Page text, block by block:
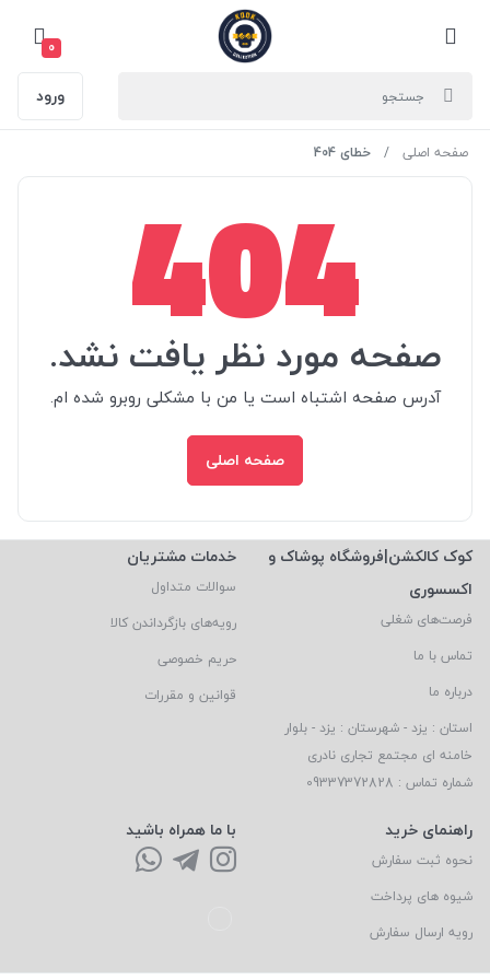
0
ورود
صفحه اصلی خطای 404
404
صفحه مورد نظر یافت نشد.
آدرس صفحه اشتباه است یا من با مشکلی روبرو شده ام.
صفحه اصلی
کوک کالکشن|فروشگاه پوشاک و
اکسسوری
فرصت‌های شغلی
تماس با ما
درباره ما
استان : یزد - شهرستان : یزد - بلوار
خامنه ای مجتمع تجاری نادری
شماره تماس : 09337372828
خدمات مشتریان
سوالات متداول
رویه‌های بازگرداندن کالا
حریم خصوصی
قوانین و مقررات
راهنمای خرید
نحوه ثبت سفارش
شیوه های پرداخت
رویه ارسال سفارش
با ما همراه باشید